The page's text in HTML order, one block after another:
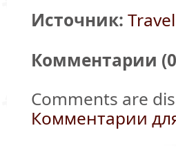
Источник:
Комментарии (0
Comments are
Комментарии